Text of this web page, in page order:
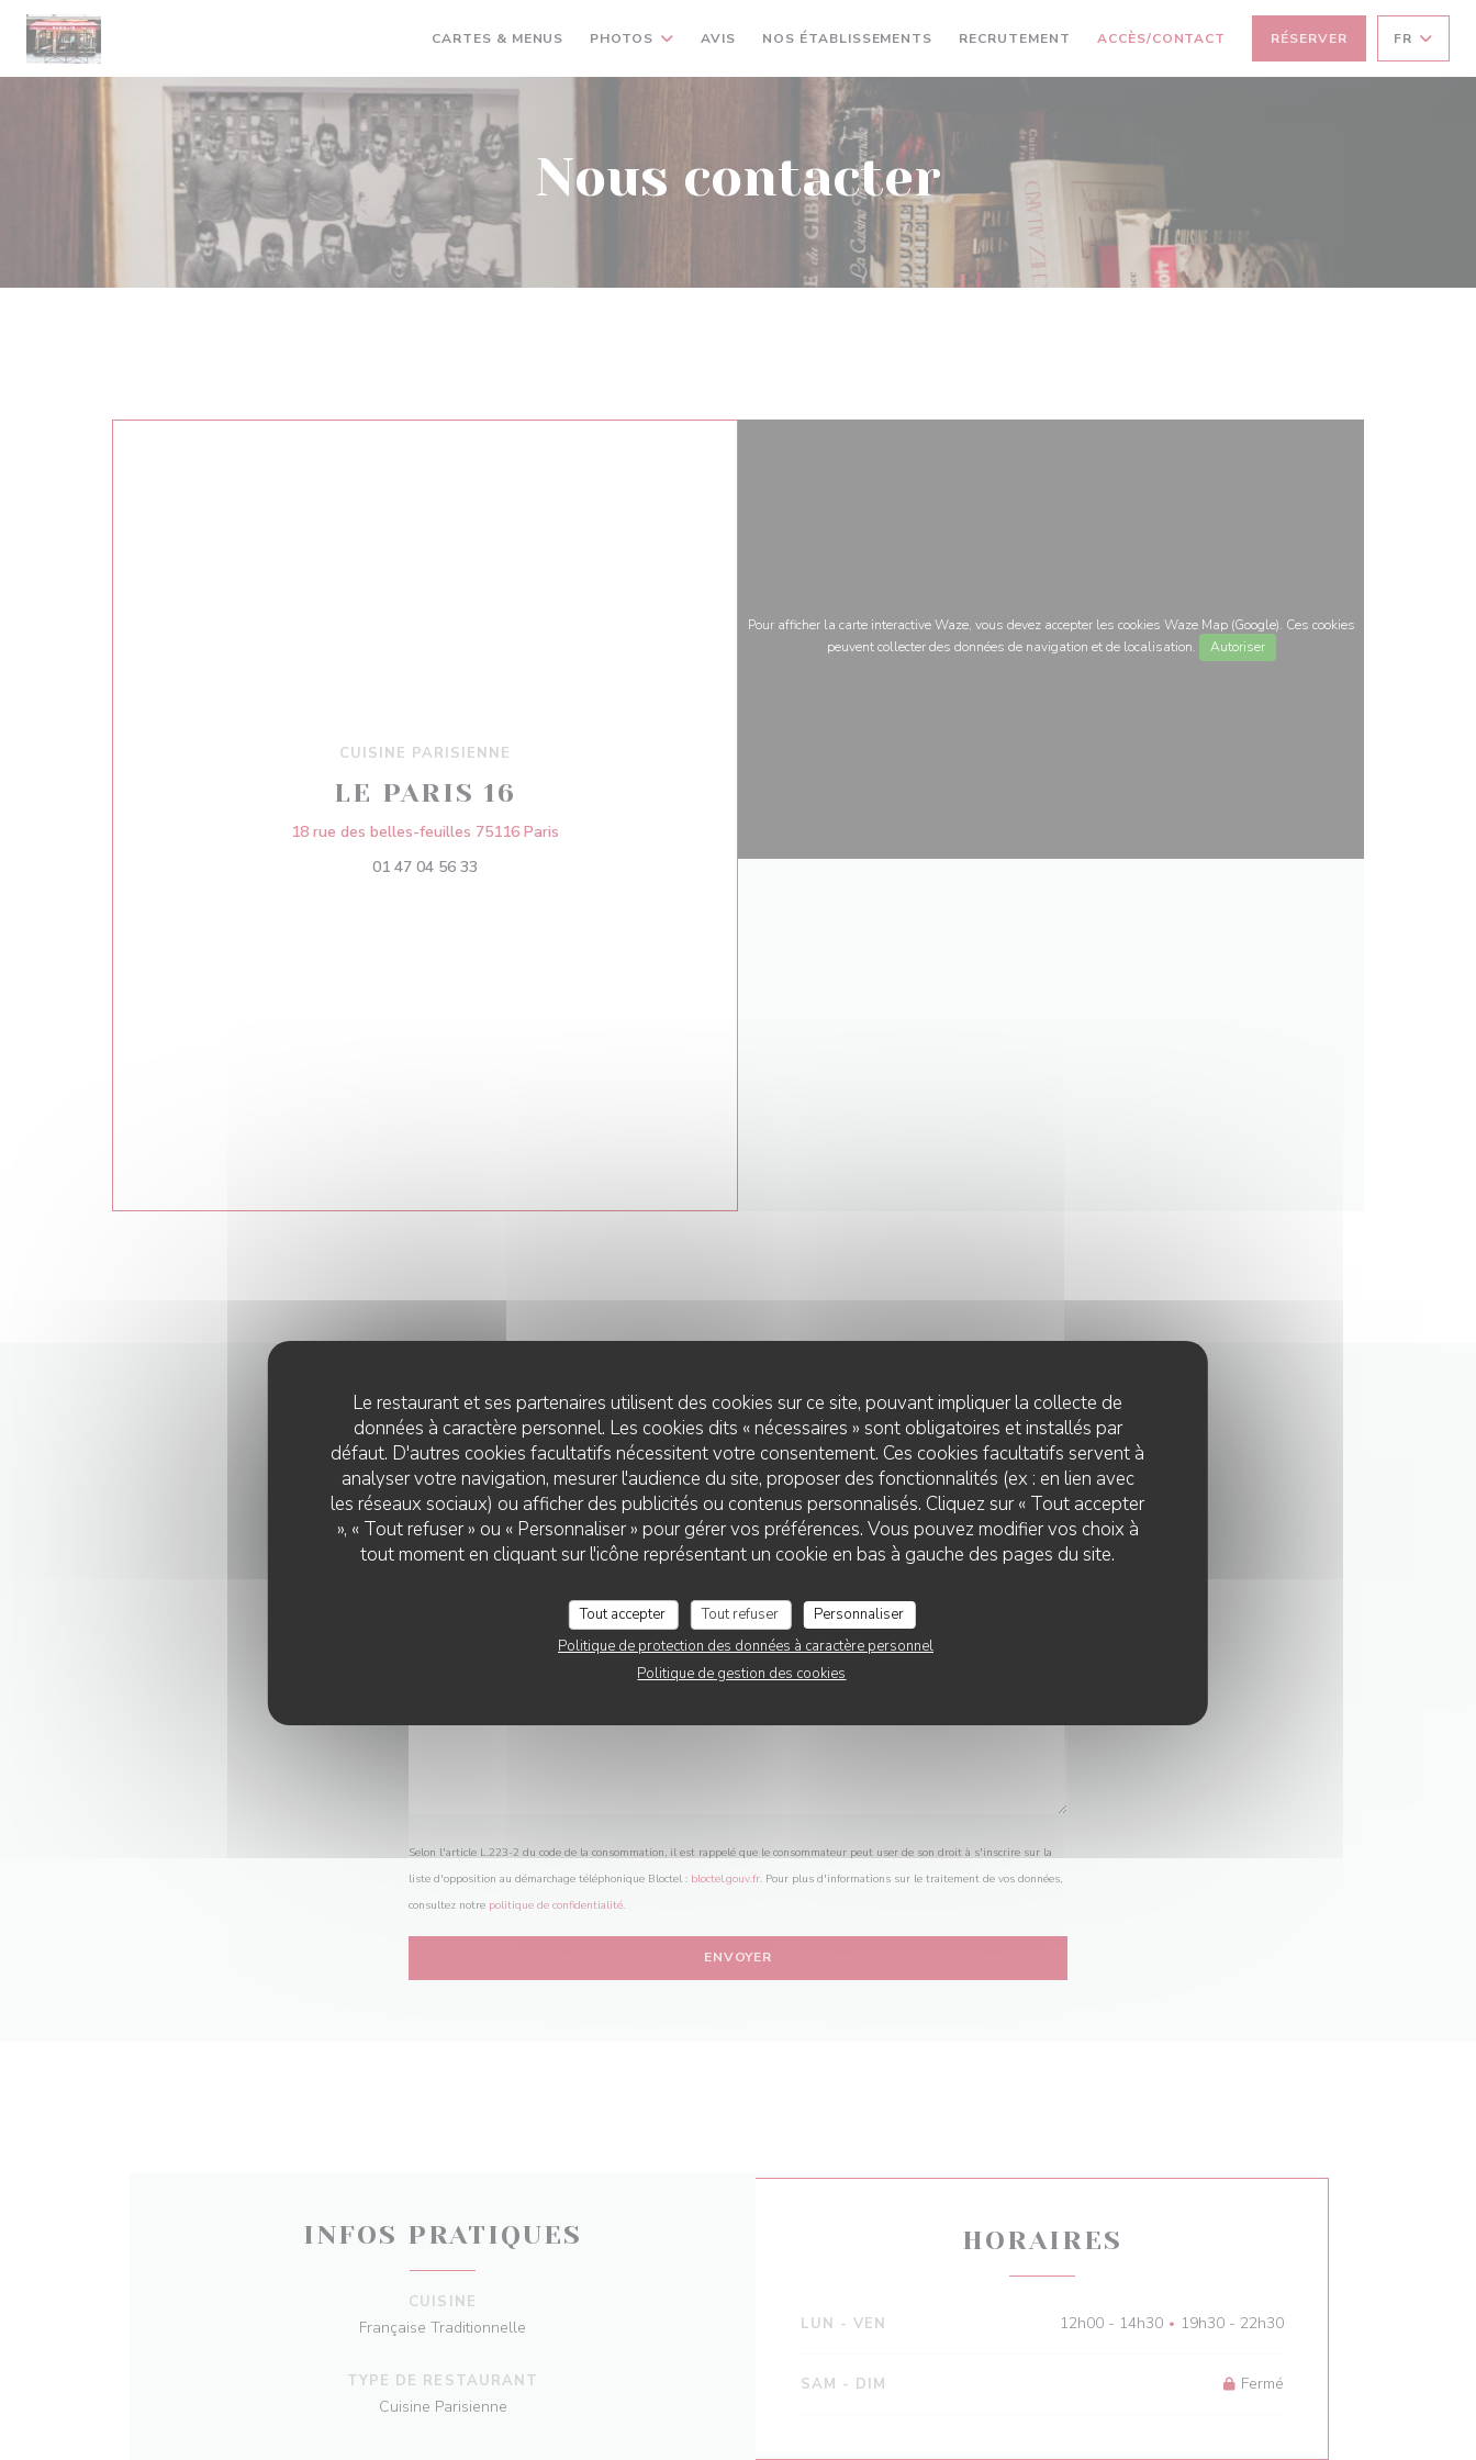
Personnalisation de vos choix en matière de cookies
Le restaurant et ses partenaires utilisent des cookies sur ce site, pouvant impliquer la collecte de
données à caractère personnel. Les cookies dits « nécessaires » sont obligatoires et installés par
défaut. D'autres cookies facultatifs nécessitent votre consentement. Ces cookies facultatifs servent à
analyser votre navigation, mesurer l'audience du site, proposer des fonctionnalités (ex : en lien avec
les réseaux sociaux) ou afficher des publicités ou contenus personnalisés. Cliquez sur « Tout accepter
», « Tout refuser » ou « Personnaliser » pour gérer vos préférences. Vous pouvez modifier vos choix à
tout moment en cliquant sur l'icône représentant un cookie en bas à gauche des pages du site.
Tout accepter Tout refuser
Personnaliser
Politique de protection des données à caractère personnel
Politique de gestion des cookies
CARTES & MENUS PHOTOS AVIS NOS ÉTABLISSEMENTS RECRUTEMENT ACCÈS/CONTACT RÉSERVER FR
Nous contacter
CUISINE PARISIENNE
LE PARIS 16
18 rue des belles-feuilles 75116 Paris
01 47 04 56 33
Pour afficher la carte interactive Waze, vous devez accepter les cookies Waze Map (Google). Ces cookies
peuvent collecter des données de navigation et de localisation.
Autoriser
NOUS CONTACTER
Vous désirez nous contacter ?
Remplissez le formulaire ci-dessous !
Selon l'article L.223-2 du code de la consommation, il est rappelé que le consommateur peut user de son droit à s'inscrire sur la
liste d'opposition au démarchage téléphonique Bloctel : bloctel.gouv.fr. Pour plus d'informations sur le traitement de vos données,
consultez notre politique de confidentialité.
INFOS PRATIQUES
CUISINE
Française Traditionnelle
TYPE DE RESTAURANT
Cuisine Parisienne
HORAIRES
LUN -VEN 12h00 - 14h30 • 19h30 - 22h30
SAM - DIM Fermé